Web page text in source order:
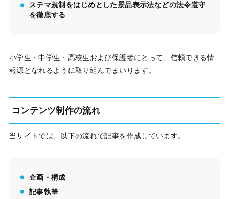
ステマ規制をはじめとした景品表示法などの法令遵守
を徹底する
小学生・中学生・高校生および保護者にとって、信頼できる情
報源となれるように取り組んでまいります。
コンテンツ制作の流れ
当サイトでは、以下の流れで記事を作成しています。
企画・構成
記事執筆